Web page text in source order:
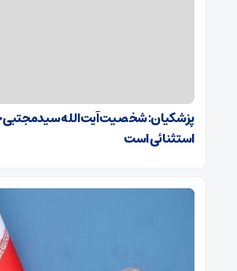
پزشکیان: شخصیت آیت‌الله سیدمجتبی
استثنائی است